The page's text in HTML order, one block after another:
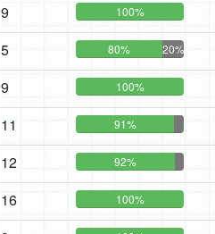
9 100%
5 80% 20%
9 100%
11 91%
12 92%
16 100%